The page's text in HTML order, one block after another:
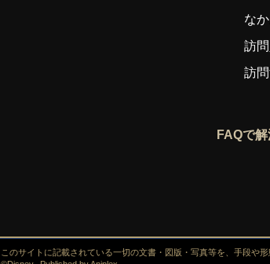
な
訪
訪
FAQで
このサイトに記載されている一切の文書・図版・写真等を、手段や